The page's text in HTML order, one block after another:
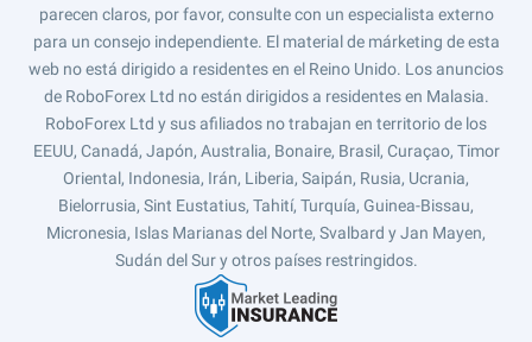
parecen claros, por favor, consulte con un especialista externo
para un consejo independiente. El material de márketing de esta
web no está dirigido a residentes en el Reino Unido. Los anuncios
de RoboForex Ltd no están dirigidos a residentes en Malasia.
RoboForex Ltd y sus afiliados no trabajan en territorio de los
EEUU, Canadá, Japón, Australia, Bonaire, Brasil, Curaçao, Timor
Oriental, Indonesia, Irán, Liberia, Saipán, Rusia, Ucrania,
Bielorrusia, Sint Eustatius, Tahití, Turquía, Guinea-Bissau,
Micronesia, Islas Marianas del Norte, Svalbard y Jan Mayen,
Sudán del Sur y otros países restringidos.